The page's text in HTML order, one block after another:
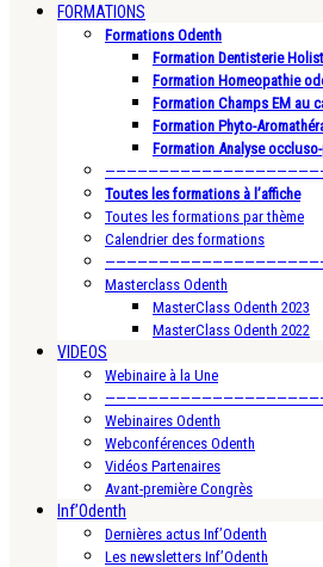
FORMATIONS
Formations Odenth
Formation Dentisterie
Formation Homeopathie
Formation Champs EM au
Formation Phyto-
Formation Analyse
Toutes les formations à l’affiche
Toutes les formations par thème
Calendrier des formations
Masterclass Odenth
MasterClass Odenth 2023
MasterClass Odenth 2022
VIDEOS
Webinaire à la Une
Webinaires Odenth
Webconférences Odenth
Vidéos Partenaires
Avant-première Congrès
Inf’Odenth
Dernières actus Inf’Odenth
Les newsletters Inf’Odenth